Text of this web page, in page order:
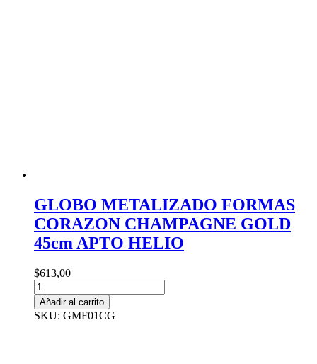
GLOBO METALIZADO FORMAS
CORAZON CHAMPAGNE GOLD
45cm APTO HELIO
$613,00
GLOBO
METALIZADO
FORMAS
Añadir al carrito
SKU: GMF01CG